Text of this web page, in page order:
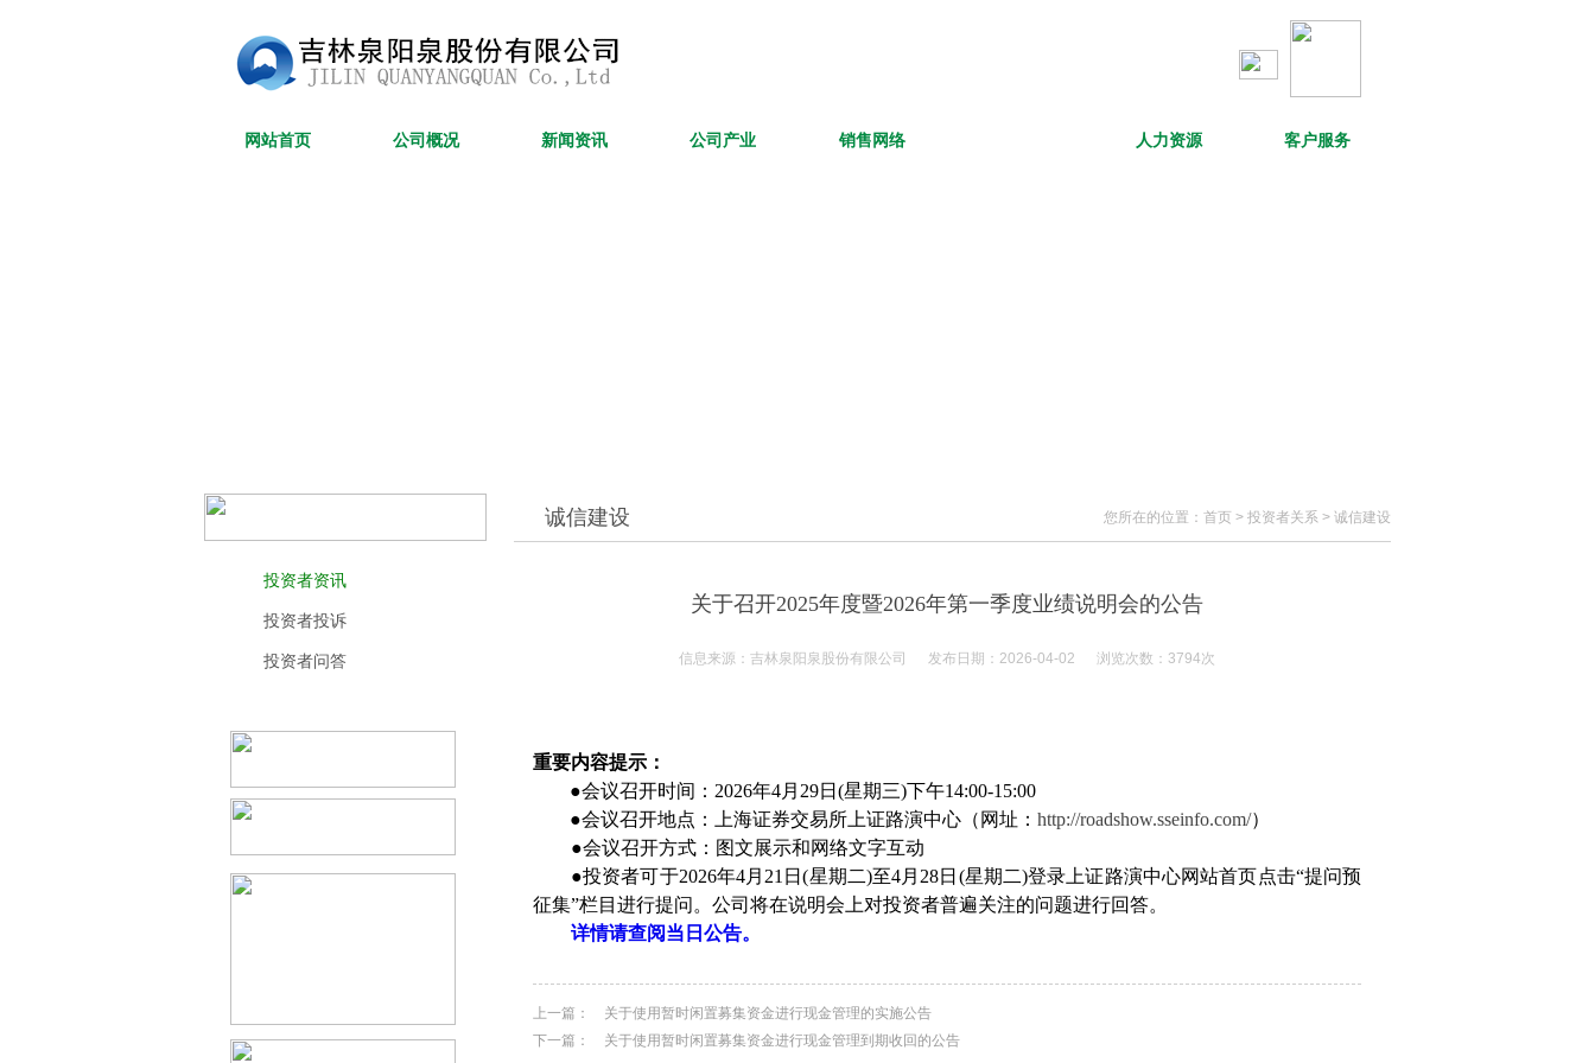
网站首页 公司概况 新闻资讯 公司产业 销售网络 人力资源 客户服务
投资者资讯
投资者投诉
投资者问答
诚信建设 您所在的位置： 首页 > 投资者关系 > 诚信建设
关于召开2025年度暨2026年第一季度业绩说明会的公告
信息来源：吉林泉阳泉股份有限公司 发布日期：2026-04-02 浏览次数：3794次
重要内容提示：
●会议召开时间： 2026年4月 29日 (星期三)下午14:00-15:00
●会议召开地点：上海证券交易所上证路演中心（网址： http://roadshow.sseinfo.com/）
●会议召开方式：图文展示和网络文字互动
●投资者可于2026年4月 21 日(星期二)至4月 28日 (星期二)登录上证路演中心网站首页点击“提问预
征集”栏目进行提问。公司将在说明会上对投资者普遍关注的问题进行回答。
详情请查阅当日公告。
上一篇：
关于使用暂时闲置募集资金进行现金管理的实施公告
下一篇：
关于使用暂时闲置募集资金进行现金管理到期收回的公告